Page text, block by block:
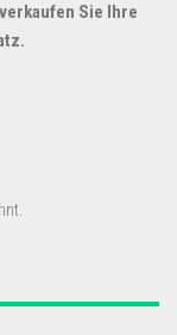
Sie Ihre